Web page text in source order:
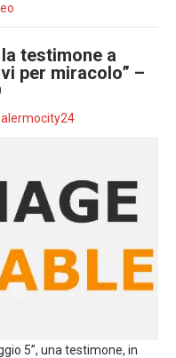
testimone a
per miracolo” –
5”, una testimone, in